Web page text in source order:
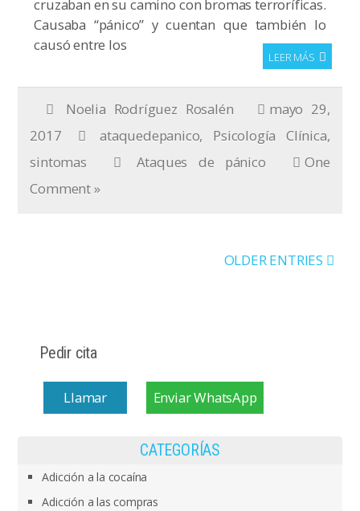
cruzaban en su camino con bromas terroríficas.
Causaba “pánico” y cuentan que también lo
causó entre los
LEER MÁS
Noelia Rodríguez Rosalén
mayo 29,
2017
ataquedepanico, Psicología Clínica,
sintomas
Ataques de pánico
One
Comment »
OLDER ENTRIES
Pedir cita
Llamar Enviar WhatsApp
CATEGORÍAS
Adicción a la cocaína
Adicción a las compras